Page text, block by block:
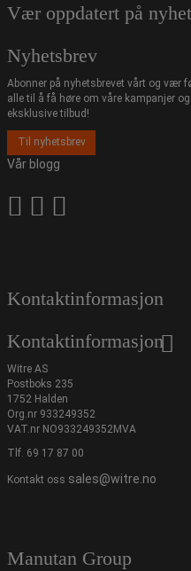
Vær oppdatert på
Nyhetsbrev
Abonner på nyhetsbrevet vårt og vær
alle til å få høre om våre kampanjer og
eksklusive tilbud!
Til nyhetsbrev
Vår blogg
Kontaktinformasjon
Kontaktinformasjon
Witre AS
Postboks 235
1752 Halden
Org.nr 933249352
VAT.nr NO933249352MVA
Tlf. 69 17 87 00
Kontakt oss sales@witre.no
Manutan Group